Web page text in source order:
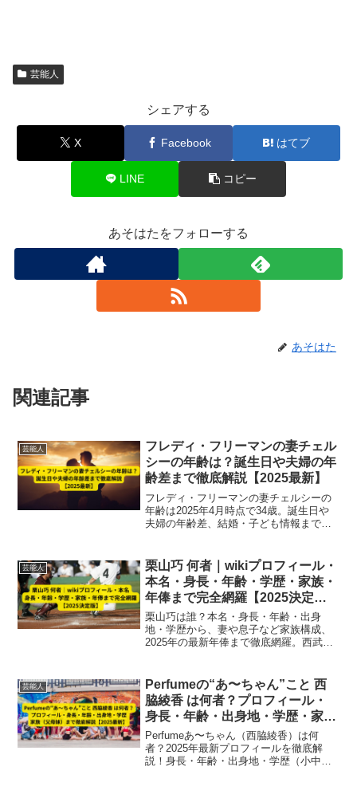
芸能人
シェアする
X Facebook はてブ
LINE コピー
あそはたをフォローする
あそはた
関連記事
芸能人
フレディ・フリーマンの妻チェル
シーの年齢は？誕生日や夫婦の年
齢差まで徹底解説【2025最新】
フレディ・フリーマンの妻チェルシーの
年齢は2025年4月時点で34歳。誕生日や
夫婦の年齢差、結婚・子ども情報まで徹
芸能人
栗山巧 何者｜wikiプロフィール・
本名・身長・年齢・学歴・家族・
年俸まで完全網羅【2025決定
版】
栗山巧は誰？本名・身長・年齢・出身
地・学歴から、妻や息子など家族構成、
2025年の最新年俸まで徹底網羅。西武一
芸能人
Perfumeの“あ〜ちゃん”こと 西
脇綾香 は何者？プロフィール・
身長・年齢・出身地・学歴・家族
（父母妹）まで徹底解説【2025
最新】
Perfumeあ〜ちゃん（西脇綾香）は何
者？2025年最新プロフィールを徹底解
説！身長・年齢・出身地・学歴（小中高